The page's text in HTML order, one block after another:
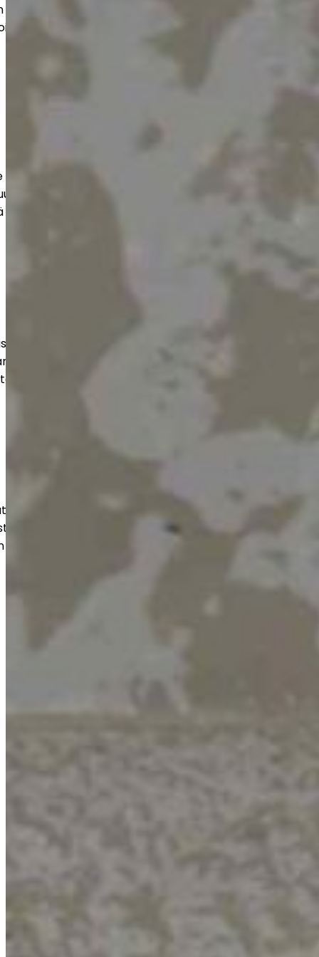
Saat kestävän ja siistin
arjessa ja näyttää hyvältä vuosien
ja tehokkaasti toteutetut
varastoihin ja liiketiloihin. Työt
kuormitusta vastaaviksi.
varastoihin ja suuriin tiloihin.
kohteen mukaan, jotta lopputulos
aikaa.
julkisille toimijoille luotettavasti
mukaisesti. Huomioimme tilojen
pitkän käyttöiän.